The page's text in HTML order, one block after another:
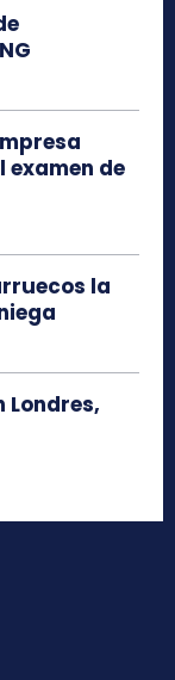
examen de
la
Londres,